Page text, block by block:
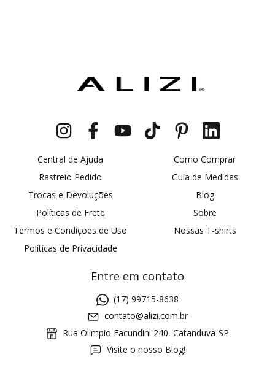
Central de Ajuda
Rastreio Pedido
Trocas e Devoluções
Políticas de Frete
Termos e Condições de Uso
Políticas de Privacidade
Como Comprar
Guia de Medidas
Blog
Sobre
Nossas T-shirts
Entre em contato
(17) 99715-8638
contato@alizi.com.br
Rua Olimpio Facundini 240, Catanduva-SP
Visite o nosso Blog!